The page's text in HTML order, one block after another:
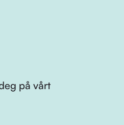
på vårt